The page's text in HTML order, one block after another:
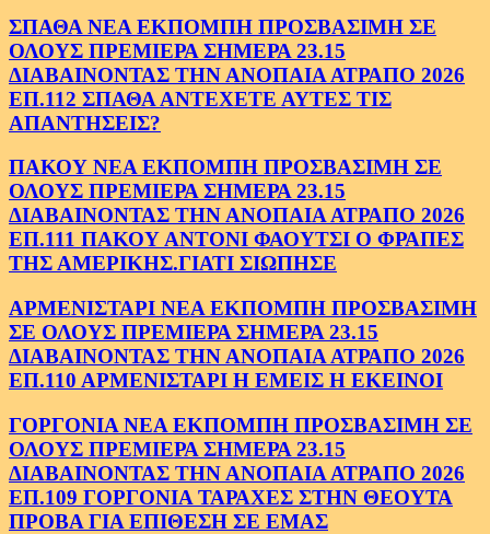
ΣΠΑΘΑ ΝΕΑ ΕΚΠΟΜΠΗ ΠΡΟΣΒΑΣΙΜΗ ΣΕ
ΟΛΟΥΣ ΠΡΕΜΙΕΡΑ ΣΗΜΕΡΑ 23.15
ΔΙΑΒΑΙΝΟΝΤΑΣ ΤΗΝ ΑΝΟΠΑΙΑ ΑΤΡΑΠΟ 2026
ΕΠ.112 ΣΠΑΘΑ ΑΝΤΕΧΕΤΕ ΑΥΤΕΣ ΤΙΣ
ΑΠΑΝΤΗΣΕΙΣ?
ΠΑΚΟΥ ΝΕΑ ΕΚΠΟΜΠΗ ΠΡΟΣΒΑΣΙΜΗ ΣΕ
ΟΛΟΥΣ ΠΡΕΜΙΕΡΑ ΣΗΜΕΡΑ 23.15
ΔΙΑΒΑΙΝΟΝΤΑΣ ΤΗΝ ΑΝΟΠΑΙΑ ΑΤΡΑΠΟ 2026
ΕΠ.111 ΠΑΚΟΥ ΑΝΤΟΝΙ ΦΑΟΥΤΣΙ Ο ΦΡΑΠΕΣ
ΤΗΣ ΑΜΕΡΙΚΗΣ.ΓΙΑΤΙ ΣΙΩΠΗΣΕ
ΑΡΜΕΝΙΣΤΑΡΙ ΝΕΑ ΕΚΠΟΜΠΗ ΠΡΟΣΒΑΣΙΜΗ
ΣΕ ΟΛΟΥΣ ΠΡΕΜΙΕΡΑ ΣΗΜΕΡΑ 23.15
ΔΙΑΒΑΙΝΟΝΤΑΣ ΤΗΝ ΑΝΟΠΑΙΑ ΑΤΡΑΠΟ 2026
ΕΠ.110 ΑΡΜΕΝΙΣΤΑΡΙ Η ΕΜΕΙΣ Η ΕΚΕΙΝΟΙ
ΓΟΡΓΟΝΙΑ ΝΕΑ ΕΚΠΟΜΠΗ ΠΡΟΣΒΑΣΙΜΗ ΣΕ
ΟΛΟΥΣ ΠΡΕΜΙΕΡΑ ΣΗΜΕΡΑ 23.15
ΔΙΑΒΑΙΝΟΝΤΑΣ ΤΗΝ ΑΝΟΠΑΙΑ ΑΤΡΑΠΟ 2026
ΕΠ.109 ΓΟΡΓΟΝΙΑ ΤΑΡΑΧΕΣ ΣΤΗΝ ΘΕΟΥΤΑ
ΠΡΟΒΑ ΓΙΑ ΕΠΙΘΕΣΗ ΣΕ ΕΜΑΣ